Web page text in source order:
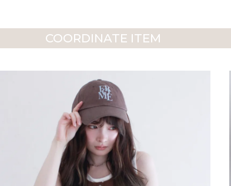
COORDINATE ITEM